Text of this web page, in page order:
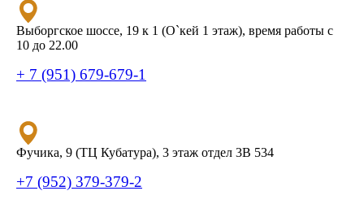
Выборгское шоссе, 19 к 1 (О`кей 1 этаж), время работы с
10 до 22.00
+ 7 (951) 679-679-1
Фучика, 9 (ТЦ Кубатура), 3 этаж отдел 3В 534
+7 (952) 379-379-2